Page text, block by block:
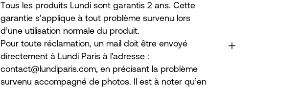
Tous les produits Lundi sont garantis 2 ans. Cette
garantie s’applique à tout problème survenu lors
d’une utilisation normale du produit.
Pour toute réclamation, un mail doit être envoyé
directement à Lundi Paris à l'adresse :
contact@lundiparis.com, en précisant la problème
survenu accompagné de photos. Il est à noter qu’en